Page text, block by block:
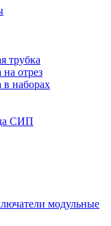
трубка
на отрез
в наборах
СИП
модульные